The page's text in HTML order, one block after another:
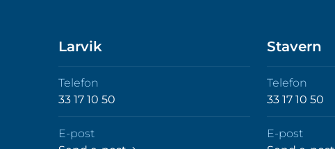
Larvik
Telefon
33 17 10 50
E-post
Stavern
Telefon
33 17 10 50
E-post